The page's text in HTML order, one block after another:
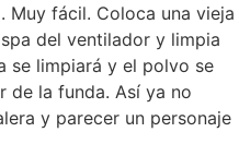
Muy fácil. Coloca una vieja
del ventilador y limpia
se limpiará y el polvo se
de la funda. Así ya no
y parecer un personaje